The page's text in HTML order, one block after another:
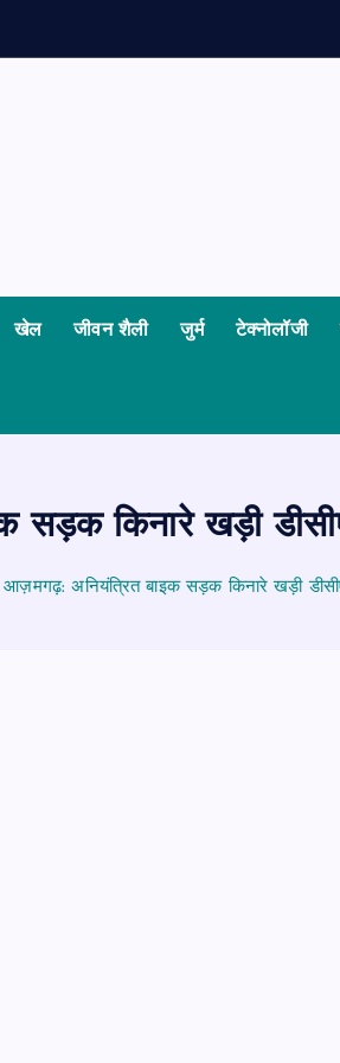
खेल जीवन शैली जुर्म टेक्नोलॉजी
सड़क किनारे खड़ी
आज़मगढ़: अनियंत्रित बाइक सड़क किनारे खड़ी